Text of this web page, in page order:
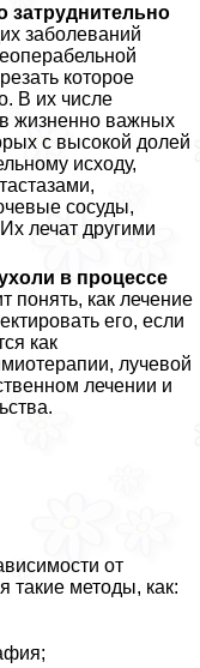
затруднительно
заболеваний
которое
В их числе
жизненно важных
с высокой долей
исходу,
сосуды,
лечат другими
в процессе
понять, как лечение
его, если
как
лучевой
лечении и
от
такие методы, как: